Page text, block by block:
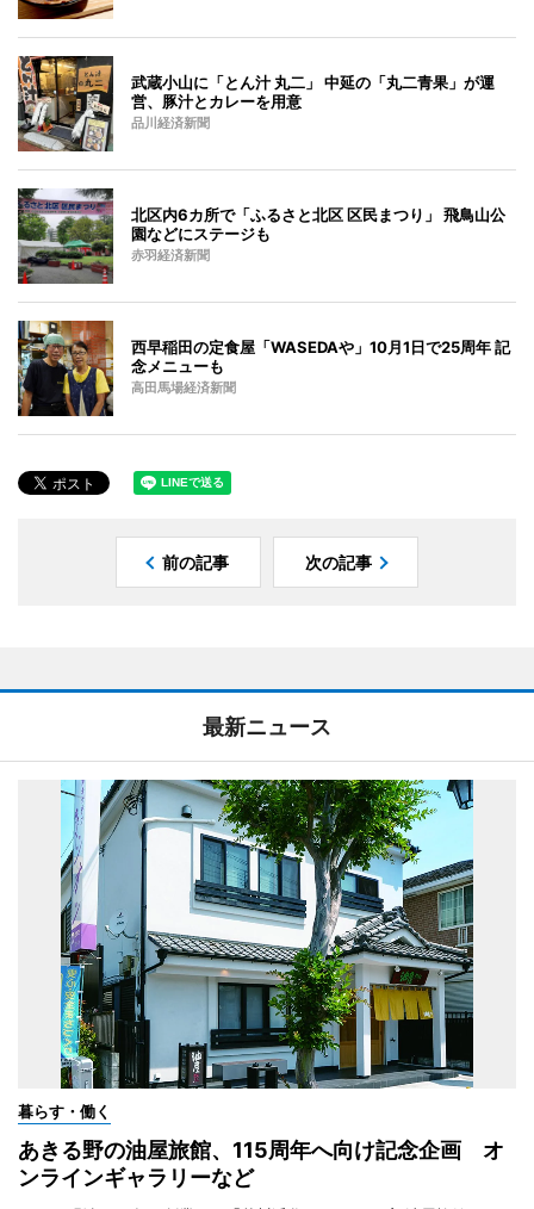
武蔵小山に「とん汁 丸二」 中延の「丸二青果」が運
営、豚汁とカレーを用意
品川経済新聞
北区内6カ所で「ふるさと北区 区民まつり」 飛鳥山公
園などにステージも
赤羽経済新聞
西早稲田の定食屋「WASEDAや」10月1日で25周年 記
念メニューも
高田馬場経済新聞
前の記事 次の記事
最新ニュース
暮らす・働く
あきる野の油屋旅館、115周年へ向け記念企画 オ
ンラインギャラリーなど